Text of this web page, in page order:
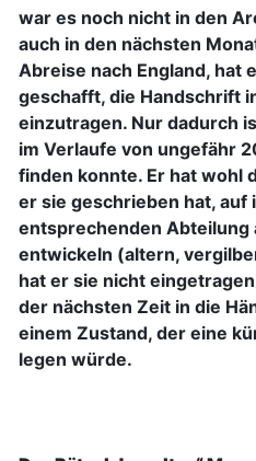
war es noch nicht in den
auch in den nächsten
Abreise nach England, hat
geschafft, die Handschrift
einzutragen. Nur dadurch
im Verlaufe von ungefähr
finden konnte. Er hat wohl
er sie geschrieben hat, auf
entsprechenden Abteilung
entwickeln (altern,
hat er sie nicht
der nächsten Zeit in die
einem Zustand, der eine
legen würde.